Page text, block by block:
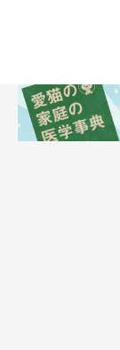
めたといいます。
飼い主さん：